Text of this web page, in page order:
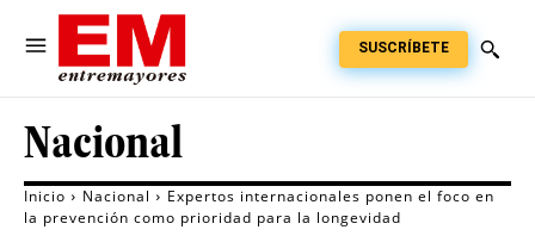
SUSCRÍBETE
Nacional
Inicio Nacional
Expertos internacionales ponen el foco en
la prevención como prioridad para la longevidad